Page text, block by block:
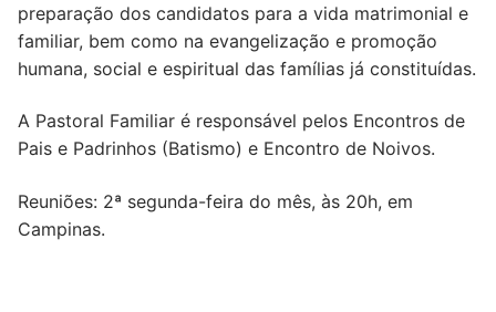
preparação dos candidatos para a vida matrimonial e
familiar, bem como na evangelização e promoção
humana, social e espiritual das famílias já constituídas.
A Pastoral Familiar é responsável pelos Encontros de
Pais e Padrinhos (Batismo) e Encontro de Noivos.
Reuniões: 2ª segunda-feira do mês, às 20h, em
Campinas.